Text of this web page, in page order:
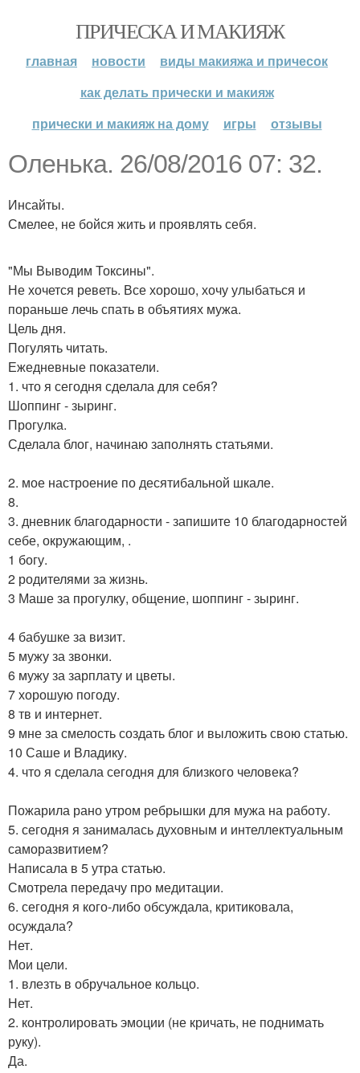
ПРИЧЕСКА И МАКИЯЖ
главная новости
виды макияжа и причесок
как делать прически и макияж
прически и макияж на дому
игры отзывы
Оленька. 26/08/2016 07: 32.
Инсайты.
Смелее, не бойся жить и проявлять себя.
"Мы Выводим Токсины".
Не хочется реветь. Все хорошо, хочу улыбаться и
пораньше лечь спать в объятиях мужа.
Цель дня.
Погулять читать.
Ежедневные показатели.
1. что я сегодня сделала для себя?
Шоппинг - зыринг.
Прогулка.
Сделала блог, начинаю заполнять статьями.
2. мое настроение по десятибальной шкале.
8.
3. дневник благодарности - запишите 10 благодарностей
себе, окружающим, .
1 богу.
2 родителями за жизнь.
3 Маше за прогулку, общение, шоппинг - зыринг.
4 бабушке за визит.
5 мужу за звонки.
6 мужу за зарплату и цветы.
7 хорошую погоду.
8 тв и интернет.
9 мне за смелость создать блог и выложить свою статью.
10 Саше и Владику.
4. что я сделала сегодня для близкого человека?
Пожарила рано утром ребрышки для мужа на работу.
5. сегодня я занималась духовным и интеллектуальным
саморазвитием?
Написала в 5 утра статью.
Смотрела передачу про медитации.
6. сегодня я кого-либо обсуждала, критиковала,
осуждала?
Нет.
Мои цели.
1. влезть в обручальное кольцо.
Нет.
2. контролировать эмоции (не кричать, не поднимать
руку).
Да.